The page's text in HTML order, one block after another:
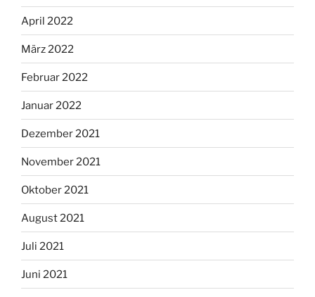
April 2022
März 2022
Februar 2022
Januar 2022
Dezember 2021
November 2021
Oktober 2021
August 2021
Juli 2021
Juni 2021